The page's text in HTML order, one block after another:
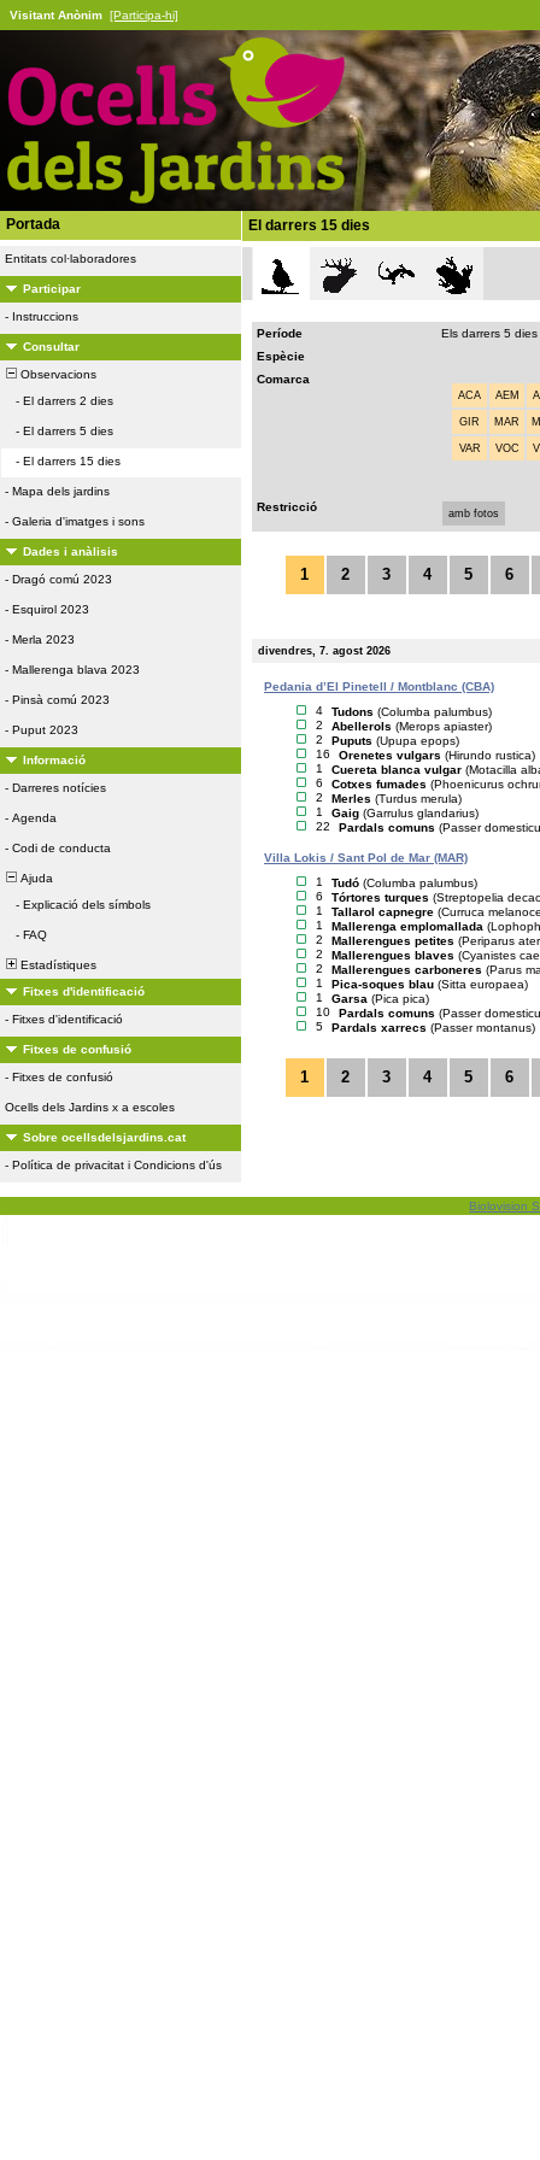
Visitant Anònim [Participa-hi]
Portada
Entitats col·laboradores
Participar
- Instruccions
Consultar
Observacions
- El darrers 2 dies
- El darrers 5 dies
- El darrers 15 dies
- Mapa dels jardins
- Galeria d'imatges i sons
Dades i anàlisis
- Dragó comú 2023
- Esquirol 2023
- Merla 2023
- Mallerenga blava 2023
- Pinsà comú 2023
- Puput 2023
Informació
- Darreres notícies
- Agenda
- Codi de conducta
Ajuda
- Explicació dels símbols
- FAQ
Estadístiques
Fitxes d'identificació
- Fitxes d'identificació
Fitxes de confusió
- Fitxes de confusió
Ocells dels Jardins x a escoles
Sobre ocellsdelsjardins.cat
- Política de privacitat i Condicions d'ús
El darrers 15 dies
Període
Els darrers 5 dies
Espècie
Comarca
ACA AEM
GIR MAR
VAR VOC
Restricció amb fotos
1 2 3 4 5 6
divendres, 7. agost 2026
Pedania d’El Pinetell / Montblanc (CBA)
4
Tudons (Columba palumbus)
2
Abellerols (Merops apiaster)
2
Puputs (Upupa epops)
16
Orenetes vulgars (Hirundo rustica)
1
Cuereta blanca vulgar (Motacilla
6
Cotxes fumades (Phoenicurus
2
Merles (Turdus merula)
1
Gaig (Garrulus glandarius)
22
Pardals comuns (Passer
Villa Lokis / Sant Pol de Mar (MAR)
1
Tudó (Columba palumbus)
6
Tórtores turques (Streptopelia
1
Tallarol capnegre (Curruca
1
Mallerenga emplomallada
2
Mallerengues petites (Periparus
2
Mallerengues blaves (Cyanistes
2
Mallerengues carboneres (Parus
1
Pica-soques blau (Sitta europaea)
1
Garsa (Pica pica)
10
Pardals comuns (Passer
5
Pardals xarrecs (Passer montanus)
1 2 3 4 5 6
Biolovision